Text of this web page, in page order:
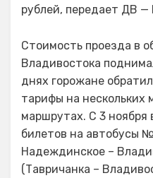
рублей, передает ДВ
Стоимость проезда в
Владивостока
днях горожане
тарифы на
маршрутах. С 3 ноября
билетов на автобусы
Надеждинское –
(Тавричанка –